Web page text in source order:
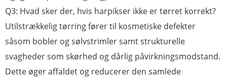
Q3: Hvad sker der, hvis harpikser ikke er tørret korrekt?
Utilstrækkelig tørring fører til kosmetiske defekter
såsom bobler og sølvstrimler samt strukturelle
svagheder som skørhed og dårlig påvirkningsmodstand.
Dette øger affaldet og reducerer den samlede